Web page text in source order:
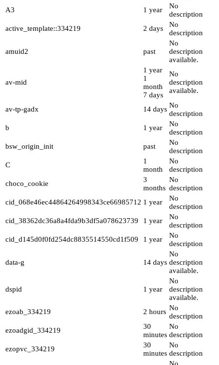
A3
1 year
No
description
active_template::334219
2 days
No
description
amuid2 past
No
description
available.
av-mid
1 year
1
month
7 days
No
description
available.
av-tp-gadx 14 days No
description
b
1 year
No
description
bsw_origin_init
past
No
description
C
1
month
No
description
choco_cookie
3
months
No
description
cid_068e46ec44864264998343ce66985712 1 year
No
description
cid_38362dc36a8a4fda9b3df5a078623739
1 year
No
description
cid_d145d0f0fd254dc8835514550cd1f509
1 year
No
description
data-g 14 days
No
description
available.
dspid 1 year
No
description
available.
ezoab_334219
2 hours No
description
ezoadgid_334219
30
minutes
No
description
ezopvc_334219
30
minutes
No
description
No